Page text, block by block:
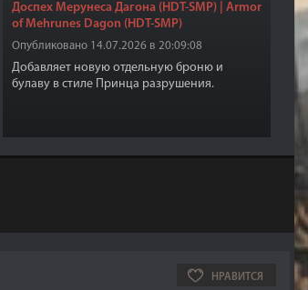
Доспех Мерунеса Дагона (HDT-SMP) | Armor
of Mehrunes Dagon (HDT-SMP)
Опубликовано 14.07.2026 в 20:09:08
Добавляет новую отдельную броню и
булаву в стиле Принца разрушения.
НРАВИТСЯ